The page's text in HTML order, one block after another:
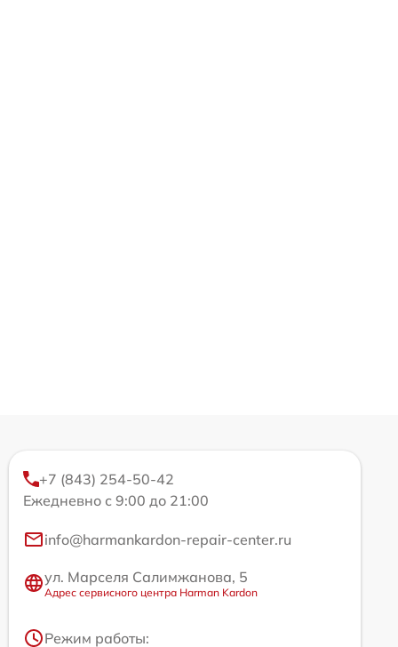
+7 (843) 254-50-42
Ежедневно с 9:00 до 21:00
info@harmankardon-repair-center.ru
ул. Марселя Салимжанова, 5
Адрес сервисного центра Harman Kardon
Режим работы: